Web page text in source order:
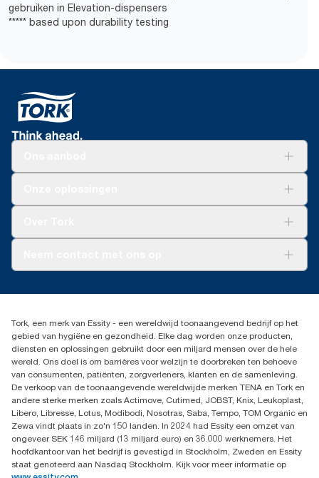
gebruiken in Elevation-dispensers
***** based upon durability testing
Productklacht
Dispenserklacht
030 - 698 46 66
Essity Netherlands B.V.
Arnhemse Bovenweg 120
3708 AH ZEIST
Nederland
Tork, een merk van Essity - een wereldwijd toonaangevend bedrijf op het
gebied van hygiëne en gezondheid. Elke dag worden onze producten,
diensten en oplossingen gebruikt door een miljard mensen over de hele
wereld. Ons doel is om barrières voor welzijn te doorbreken ten behoeve
van consumenten, patiënten, zorgverleners, klanten en de samenleving.
De verkoop van de toonaangevende wereldwijde merken TENA en Tork en
andere sterke merken zoals Actimove, Cutimed, JOBST, Knix, Leukoplast,
Libero, Libresse, Lotus, Modibodi, Nosotras, Saba, Tempo, TOM Organic en
Zewa vindt plaats in zo'n 150 landen. In 2024 had Essity een omzet van
ongeveer SEK 146 miljard (13 miljard euro) en 36.000 werknemers. Het
hoofdkantoor van het bedrijf is gevestigd in Stockholm, Zweden en Essity
staat genoteerd aan Nasdaq Stockholm. Kijk voor meer informatie op